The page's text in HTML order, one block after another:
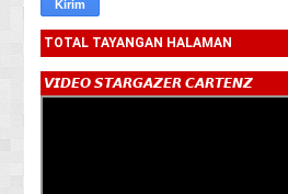
TOTAL TAYANGAN HALAMAN
𝙑𝙄𝘿𝙀𝙊 𝙎𝙏𝘼𝙍𝙂𝘼𝙕𝙀𝙍 𝘾𝘼𝙍𝙏𝙀𝙉𝙕